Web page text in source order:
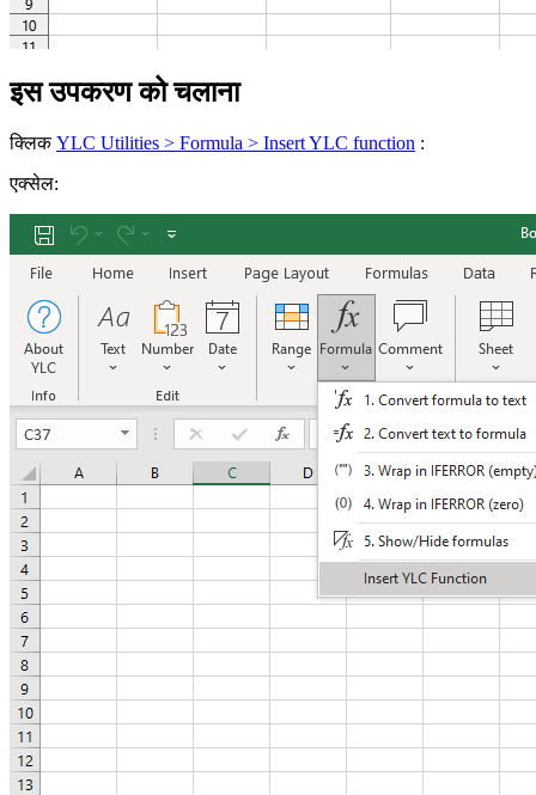
इस उपकरण को चलाना
क्लिकYLC Utilities > Formula > Insert YLC function :
एक्सेल: